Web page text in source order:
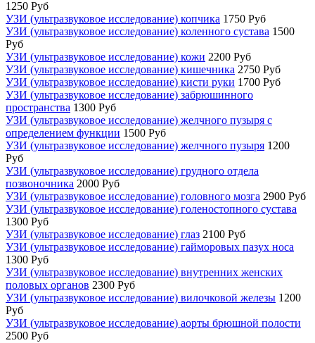
1250 Руб
УЗИ (ультразвуковое исследование) копчика 1750 Руб
УЗИ (ультразвуковое исследование) коленного сустава 1500
Руб
УЗИ (ультразвуковое исследование) кожи 2200 Руб
УЗИ (ультразвуковое исследование) кишечника 2750 Руб
УЗИ (ультразвуковое исследование) кисти руки 1700 Руб
УЗИ (ультразвуковое исследование) забрюшинного
пространства 1300 Руб
УЗИ (ультразвуковое исследование) желчного пузыря с
определением функции 1500 Руб
УЗИ (ультразвуковое исследование) желчного пузыря 1200
Руб
УЗИ (ультразвуковое исследование) грудного отдела
позвоночника 2000 Руб
УЗИ (ультразвуковое исследование) головного мозга 2900 Руб
УЗИ (ультразвуковое исследование) голеностопного сустава
1300 Руб
УЗИ (ультразвуковое исследование) глаз 2100 Руб
УЗИ (ультразвуковое исследование) гайморовых пазух носа
1300 Руб
УЗИ (ультразвуковое исследование) внутренних женских
половых органов 2300 Руб
УЗИ (ультразвуковое исследование) вилочковой железы 1200
Руб
УЗИ (ультразвуковое исследование) аорты брюшной полости
2500 Руб